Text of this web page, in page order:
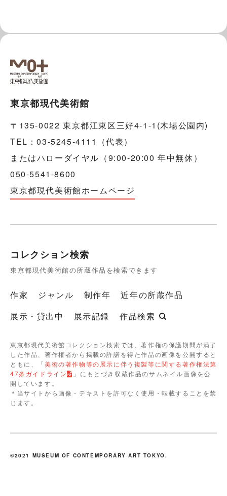
東京都現代美術館
〒135-0022 東京都江東区三好4-1-1(木場公園内)
TEL：03-5245-4111（代表）
またはハローダイヤル（9:00-20:00 年中無休）
050-5541-8600
東京都現代美術館ホームページ
コレクション検索
東京都現代美術館の所蔵作品を検索できます
作家 ジャンル 制作年
近年の所蔵作品
展示・貸出中
展示記録 作品検索
東京都現代美術館コレクション検索では、著作権の保護期間が満了
した作品、著作権者から掲載の許諾を得た作品の画像を公開すると
ともに、「美術の著作物等の展示に伴う複製等に関する著作権法第
47条ガイドライン
」にもとづき収蔵作品のサムネイル画像を公
開しています。
＊当サイトから画像・テキストを許可なく使用・転載することを禁
じます。
©2021 MUSEUM OF CONTEMPORARY ART TOKYO.